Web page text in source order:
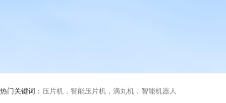
热门关键词： 压片机，智能压片机，滴丸机，智能机器人